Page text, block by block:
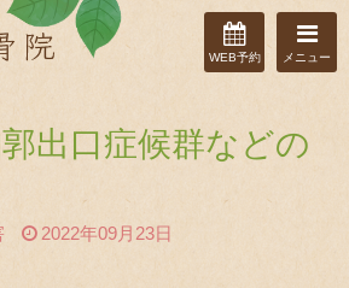
WEB予約 メニュー
出口症候群などの
2022年09月23日